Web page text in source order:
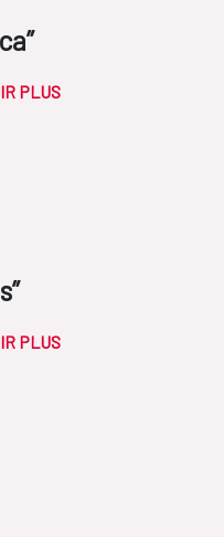
PLUS
PLUS